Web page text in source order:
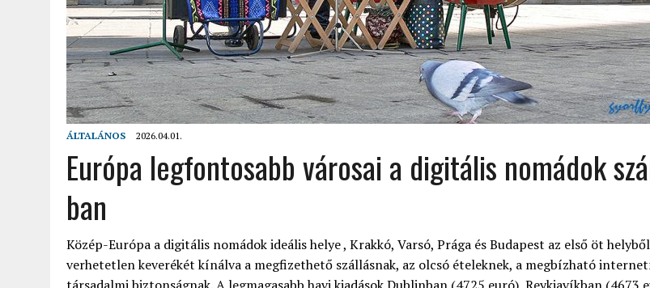
ÁLTALÁNOS 2026.04.01.
Európa legfontosabb városai a digitális nomádok
ban
Közép-Európa a digitális nomádok ideális helye , Krakkó, Varsó, Prága és Budapest az első öt
verhetetlen keverékét kínálva a megfizethető szállásnak, az olcsó ételeknek, a megbízható